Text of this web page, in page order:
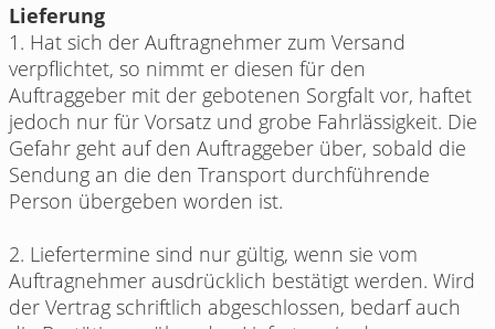
Lieferung
1. Hat sich der Auftragnehmer zum Versand
verpflichtet, so nimmt er diesen für den
Auftraggeber mit der gebotenen Sorgfalt vor, haftet
jedoch nur für Vorsatz und grobe Fahrlässigkeit. Die
Gefahr geht auf den Auftraggeber über, sobald die
Sendung an die den Transport durchführende
Person übergeben worden ist.
2. Liefertermine sind nur gültig, wenn sie vom
Auftragnehmer ausdrücklich bestätigt werden. Wird
der Vertrag schriftlich abgeschlossen, bedarf auch